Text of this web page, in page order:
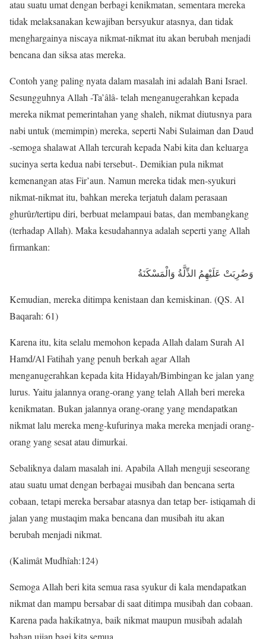
atau suatu umat dengan berbagi kenikmatan, sementara mereka
tidak melaksanakan kewajiban bersyukur atasnya, dan tidak
menghargainya niscaya nikmat-nikmat itu akan berubah menjadi
bencana dan siksa atas mereka.
Contoh yang paling nyata dalam masalah ini adalah Bani Israel.
Sesungguhnya Allah -Ta’âlâ- telah menganugerahkan kepada
mereka nikmat pemerintahan yang shaleh, nikmat diutusnya para
nabi untuk (memimpin) mereka, seperti Nabi Sulaiman dan Daud
-semoga shalawat Allah tercurah kepada Nabi kita dan keluarga
sucinya serta kedua nabi tersebut-. Demikian pula nikmat
kemenangan atas Fir’aun. Namun mereka tidak men-syukuri
nikmat-nikmat itu, bahkan mereka terjatuh dalam perasaan
ghurûr/tertipu diri, berbuat melampaui batas, dan membangkang
(terhadap Allah). Maka kesudahannya adalah seperti yang Allah
firmankan:
Kemudian, mereka ditimpa kenistaan dan kemiskinan. (QS. Al
Baqarah: 61)
Karena itu, kita selalu memohon kepada Allah dalam Surah Al
Hamd/Al Fatihah yang penuh berkah agar Allah
menganugerahkan kepada kita Hidayah/Bimbingan ke jalan yang
lurus. Yaitu jalannya orang-orang yang telah Allah beri mereka
kenikmatan. Bukan jalannya orang-orang yang mendapatkan
nikmat lalu mereka meng-kufurinya maka mereka menjadi orang-
orang yang sesat atau dimurkai.
Sebaliknya dalam masalah ini. Apabila Allah menguji seseorang
atau suatu umat dengan berbagai musibah dan bencana serta
cobaan, tetapi mereka bersabar atasnya dan tetap ber- istiqamah di
jalan yang mustaqim maka bencana dan musibah itu akan
berubah menjadi nikmat.
(Kalimât Mudhîah:124)
Semoga Allah beri kita semua rasa syukur di kala mendapatkan
nikmat dan mampu bersabar di saat ditimpa musibah dan cobaan.
Karena pada hakikatnya, baik nikmat maupun musibah adalah
bahan ujian bagi kita semua.